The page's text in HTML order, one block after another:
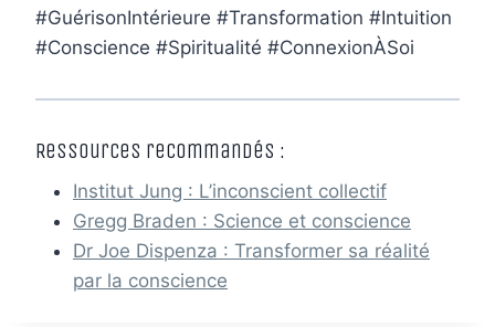
#GuérisonIntérieure #Transformation #Intuition
#Conscience #Spiritualité #ConnexionÀSoi
Ressources recommandés :
Institut Jung : L’inconscient collectif
Gregg Braden : Science et conscience
Dr Joe Dispenza : Transformer sa réalité
par la conscience